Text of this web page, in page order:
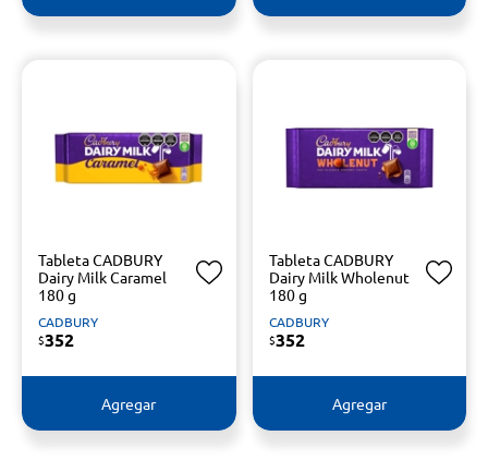
Tableta CADBURY
Dairy Milk Caramel
180 g
CADBURY
$352
Agregar
Tableta CADBURY
Dairy Milk Wholenut
180 g
CADBURY
$352
Agregar